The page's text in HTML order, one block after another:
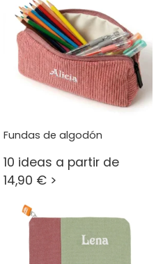
Fundas de algodón
10 ideas a partir de
14,90 € >